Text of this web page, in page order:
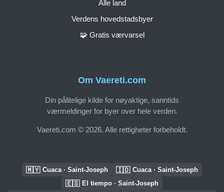
Om Vaereti.com
Din pålitelige kilde for nøyaktige, sanntids
værmeldinger for byer over hele verden.
Vaereti.com © 2026. Alle rettigheter forbeholdt.
Alle land
Verdens hovedstadsbyer
🧩 Gratis værvarsel
🇲🇾 Cuaca · Saint-Joseph 🇮🇩 Cuaca · Saint-Joseph
🇪🇸 El tiempo · Saint-Joseph